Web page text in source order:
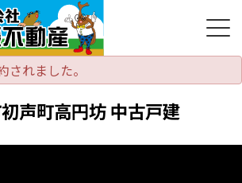
されました。
声町高円坊 中古戸建